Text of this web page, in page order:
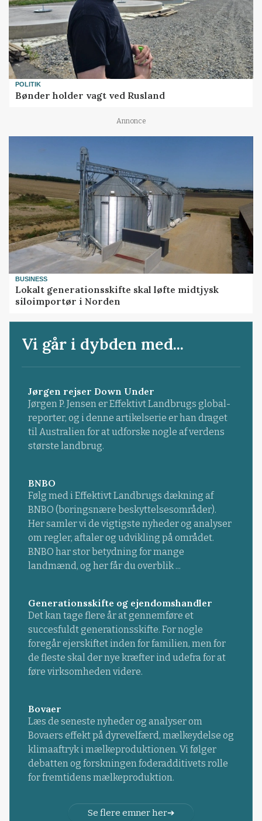
POLITIK
Bønder holder vagt ved Rusland
Annonce
BUSINESS
Lokalt generationsskifte skal løfte midtjysk
siloimportør i Norden
Vi går i dybden med...
Jørgen rejser Down Under
Jørgen P. Jensen er Effektivt Landbrugs global-
reporter, og i denne artikelserie er han draget
til Australien for at udforske nogle af verdens
største landbrug.
BNBO
Følg med i Effektivt Landbrugs dækning af
BNBO (boringsnære beskyttelsesområder).
Her samler vi de vigtigste nyheder og analyser
om regler, aftaler og udvikling på området.
BNBO har stor betydning for mange
landmænd, og her får du overblik ...
Generationsskifte og ejendomshandler
Det kan tage flere år at gennemføre et
succesfuldt generationsskifte. For nogle
foregår ejerskiftet inden for familien, men for
de fleste skal der nye kræfter ind udefra for at
føre virksomheden videre.
Bovaer
Læs de seneste nyheder og analyser om
Bovaers effekt på dyrevelfærd, mælkeydelse og
klimaaftryk i mælkeproduktionen. Vi følger
debatten og forskningen foderadditivets rolle
for fremtidens mælkeproduktion.
Se flere emner her